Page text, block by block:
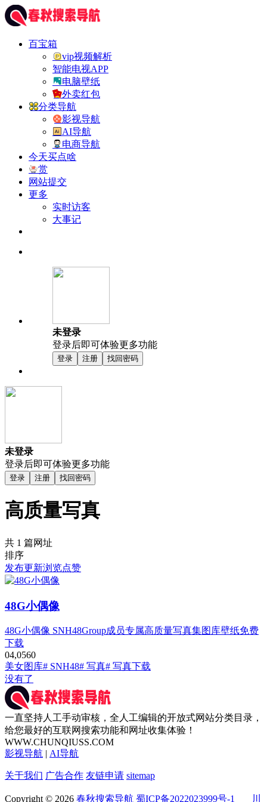
百宝箱
vip视频解析
智能电视APP
电脑壁纸
外卖红包
分类导航
影视导航
AI导航
电商导航
今天买点啥
赏
网站提交
更多
实时访客
大事记
未登录
登录后即可体验更多功能
登录 注册 找回密码
未登录
登录后即可体验更多功能
登录 注册 找回密码
高质量写真
共 1 篇网址
排序
发布更新浏览点赞
48G小偶像
48G小偶像 SNH48Group成员专属高质量写真集图库壁纸免费
下载
04,0560
美女图库# SNH48# 写真# 写真下载
没有了
一直坚持人工手动审核，全人工编辑的开放式网站分类目录，
给您最好的互联网搜索功能和网址收集体验！
WWW.CHUNQIUSS.COM
影视导航 | AI导航
关于我们 广告合作 友链申请 sitemap
Copyright © 2026 春秋搜索导航 蜀ICP备2022023999号-1 川